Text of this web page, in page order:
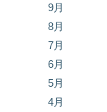
9月
8月
7月
6月
5月
4月